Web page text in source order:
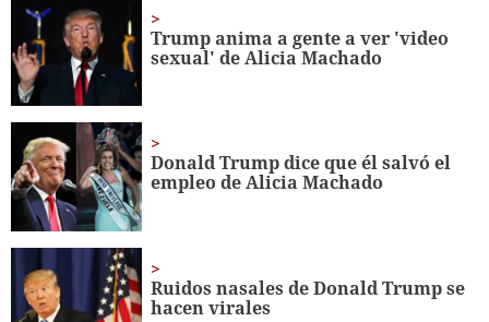
Trump anima a gente a ver 'video
sexual' de Alicia Machado
Donald Trump dice que él salvó el
empleo de Alicia Machado
Ruidos nasales de Donald Trump se
hacen virales